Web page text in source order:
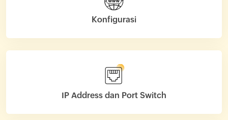
Konfigurasi
IP Address dan Port Switch